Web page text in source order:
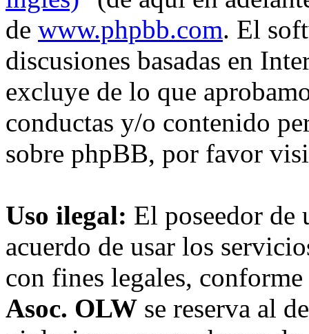
de www.phpbb.com. El
discusiones basadas en
excluye de lo que
conductas y/o contenido
sobre phpBB, por favor
Uso ilegal: El poseedor de
acuerdo de usar los
con fines legales,
Asoc. OLW se reserva al